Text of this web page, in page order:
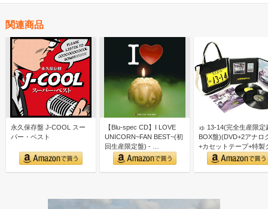
関連商品
永久保存盤 J-COOL スー
パー・ベスト
【Blu-spec CD】I LOVE
UNICORN~FAN BEST~(初
回生産限定盤) - …
ゅ 13-14(完全生産限定
BOX盤)(DVD+2アナロ
+カセットテープ+特製
ズ付)